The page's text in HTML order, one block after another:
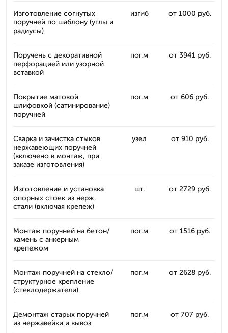
Изготовление согнутых
поручней по шаблону (углы и
радиусы)
изгиб от 1000 руб.
Поручень с декоративной
перфорацией или узорной
вставкой
пог.м от 3941 руб.
Покрытие матовой
шлифовкой (сатинирование)
поручней
пог.м от 606 руб.
Сварка и зачистка стыков
нержавеющих поручней
(включено в монтаж, при
заказе изготовления)
узел от 910 руб.
Изготовление и установка
опорных стоек из нерж.
стали (включая крепеж)
шт. от 2729 руб.
Монтаж поручней на бетон/
камень с анкерным
крепежом
пог.м от 1516 руб.
Монтаж поручней на стекло/
структурное крепление
(стеклодержатели)
пог.м от 2628 руб.
Демонтаж старых поручней
из нержавейки и вывоз
пог.м от 707 руб.